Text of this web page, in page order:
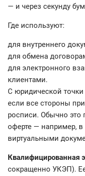
— и через секунду
Где используют:
для внутреннего
для обмена
для электронного
клиентами.
С юридической
если все стороны
росписи. Обычно это
оферте — например, в
виртуальными
Квалифицированная
сокращенно УКЭП).